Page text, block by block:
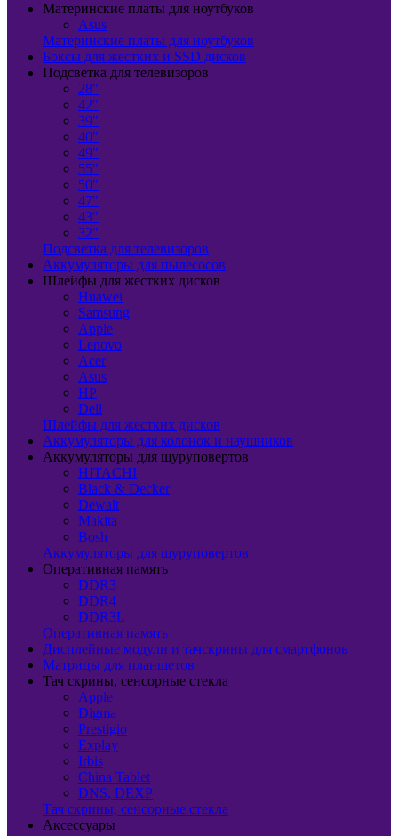
Материнские платы для ноутбуков
Asus
Материнские платы для ноутбуков
Боксы для жестких и SSD дисков
Подсветка для телевизоров
28"
42"
39"
40"
49"
55"
50"
47"
43"
32"
Подсветка для телевизоров
Аккумуляторы для пылесосов
Шлейфы для жестких дисков
Huawei
Samsung
Apple
Lenovo
Acer
Asus
HP
Dell
Шлейфы для жестких дисков
Аккумуляторы для колонок и наушников
Аккумуляторы для шуруповертов
HITACHI
Black & Decker
Dewalt
Makita
Bosh
Аккумуляторы для шуруповертов
Оперативная память
DDR3
DDR4
DDR3L
Оперативная память
Дисплейные модули и тачскрины для смартфонов
Матрицы для планшетов
Тач скрины, сенсорные стекла
Apple
Digma
Prestigio
Explay
Irbis
China Tablet
DNS, DEXP
Тач скрины, сенсорные стекла
Аксессуары